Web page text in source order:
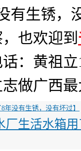
有生锈，
也欢迎到
： 黄祖立
志做广西
年没有生锈，没有坏过】
厂生活水箱